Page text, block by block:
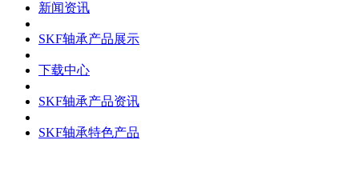
新闻资讯
SKF轴承产品展示
下载中心
SKF轴承产品资讯
SKF轴承特色产品